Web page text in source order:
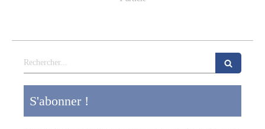
Rechercher
S'abonner !